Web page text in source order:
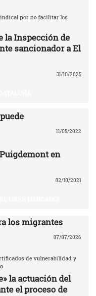
por no facilitar los
la Inspección de
sancionador a El
31/10/2025
11/05/2022
en
02/10/2021
los migrantes
07/07/2026
de vulnerabilidad y
la actuación del
el proceso de